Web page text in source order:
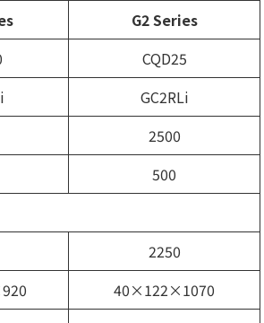
G2 Series
CQD25
GC2RLi
2500
500
2250
40×122×1070